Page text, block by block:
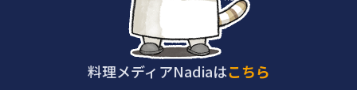
料理メディアNadiaはこちら